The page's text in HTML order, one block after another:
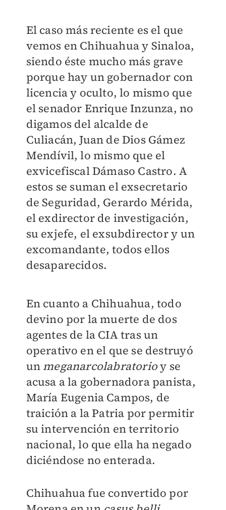
El caso más reciente es el que
vemos en Chihuahua y Sinaloa,
siendo éste mucho más grave
porque hay un gobernador con
licencia y oculto, lo mismo que
el senador Enrique Inzunza, no
digamos del alcalde de
Culiacán, Juan de Dios Gámez
Mendívil, lo mismo que el
exvicefiscal Dámaso Castro. A
estos se suman el exsecretario
de Seguridad, Gerardo Mérida,
el exdirector de investigación,
su exjefe, el exsubdirector y un
excomandante, todos ellos
desaparecidos.
En cuanto a Chihuahua, todo
devino por la muerte de dos
agentes de la CIA tras un
operativo en el que se destruyó
un meganarcolabratorioy se
acusa a la gobernadora panista,
María Eugenia Campos, de
traición a la Patria por permitir
su intervención en territorio
nacional, lo que ella ha negado
diciéndose no enterada.
Chihuahua fue convertido por